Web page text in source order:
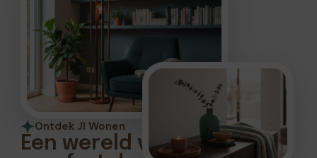
Ontdek Jl Wonen
Een wereld vol stijlvol en